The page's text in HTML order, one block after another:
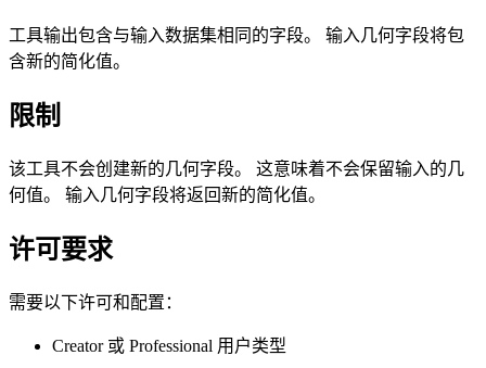
工具输出包含与输入数据集相同的字段。 输入几何字段将包
含新的简化值。
限制
该工具不会创建新的几何字段。 这意味着不会保留输入的几
何值。 输入几何字段将返回新的简化值。
许可要求
需要以下许可和配置：
Creator 或 Professional 用户类型